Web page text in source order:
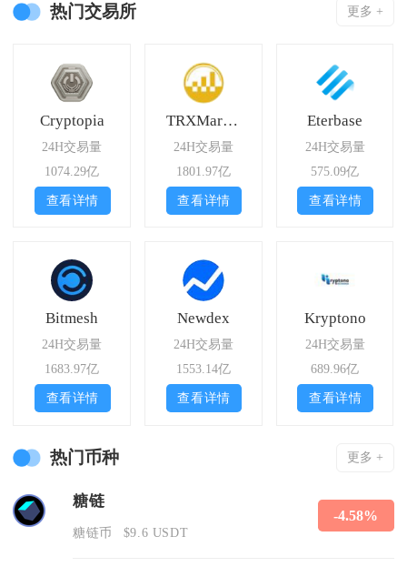
热门交易所 更多 +
Cryptopia
24H交易量
1074.29亿
查看详情
TRXMarket
24H交易量
1801.97亿
查看详情
Eterbase
24H交易量
575.09亿
查看详情
Bitmesh
24H交易量
1683.97亿
查看详情
Newdex
24H交易量
1553.14亿
查看详情
Kryptono
24H交易量
689.96亿
查看详情
热门币种 更多 +
糖链
糖链币 $9.6 USDT
-4.58%